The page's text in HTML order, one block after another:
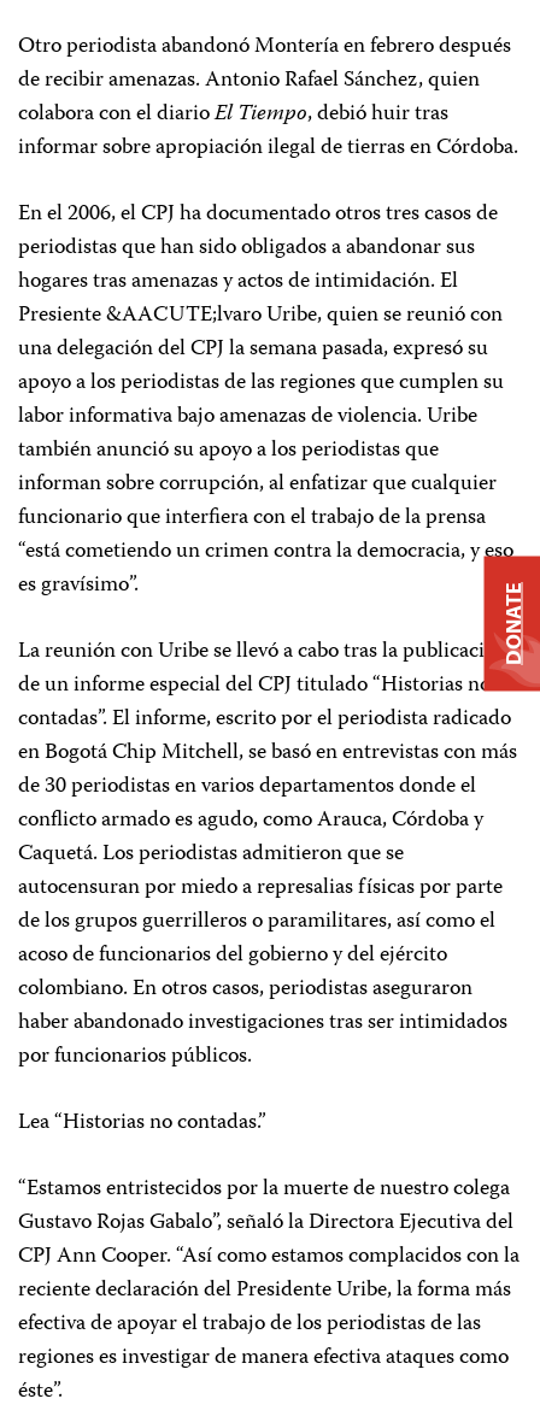
Otro periodista abandonó Montería en febrero después
de recibir amenazas. Antonio Rafael Sánchez, quien
colabora con el diarioEl Tiempo, debió huir tras
informar sobre apropiación ilegal de tierras en Córdoba.
En el 2006, el CPJ ha documentado otros tres casos de
periodistas que han sido obligados a abandonar sus
hogares tras amenazas y actos de intimidación. El
Presiente &AACUTE;lvaro Uribe, quien se reunió con
una delegación del CPJ la semana pasada, expresó su
apoyo a los periodistas de las regiones que cumplen su
labor informativa bajo amenazas de violencia. Uribe
también anunció su apoyo a los periodistas que
informan sobre corrupción, al enfatizar que cualquier
funcionario que interfiera con el trabajo de la prensa
“está cometiendo un crimen contra la democracia, y eso
es gravísimo”.
La reunión con Uribe se llevó a cabo tras la publicación
de un informe especial del CPJ titulado “Historias no
contadas”. El informe, escrito por el periodista radicado
en Bogotá Chip Mitchell, se basó en entrevistas con más
de 30 periodistas en varios departamentos donde el
conflicto armado es agudo, como Arauca, Córdoba y
Caquetá. Los periodistas admitieron que se
autocensuran por miedo a represalias físicas por parte
de los grupos guerrilleros o paramilitares, así como el
acoso de funcionarios del gobierno y del ejército
colombiano. En otros casos, periodistas aseguraron
haber abandonado investigaciones tras ser intimidados
por funcionarios públicos.
Lea “Historias no contadas.”
“Estamos entristecidos por la muerte de nuestro colega
Gustavo Rojas Gabalo”, señaló la Directora Ejecutiva del
CPJ Ann Cooper. “Así como estamos complacidos con la
reciente declaración del Presidente Uribe, la forma más
efectiva de apoyar el trabajo de los periodistas de las
regiones es investigar de manera efectiva ataques como
éste”.
DONATE